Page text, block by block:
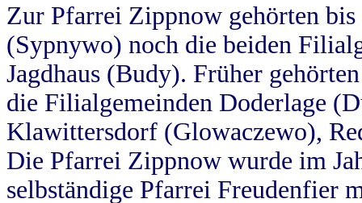
Zur Pfarrei Zippnow gehörten
(Sypnywo) noch die beiden
Jagdhaus (Budy). Früher
die Filialgemeinden Doderlage
Klawittersdorf (Glowaczewo),
Die Pfarrei Zippnow wurde im
selbständige Pfarrei Freudenfier